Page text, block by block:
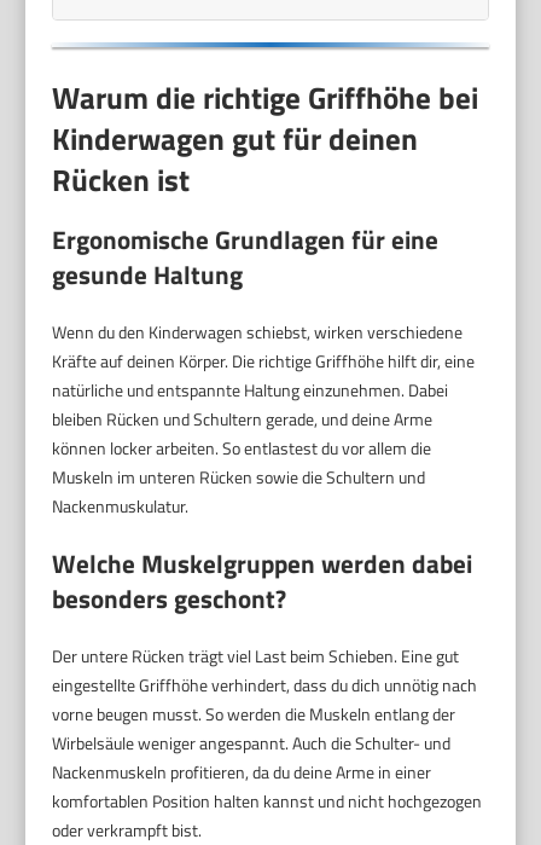
Warum die richtige Griffhöhe bei
Kinderwagen gut für deinen
Rücken ist
Ergonomische Grundlagen für eine
gesunde Haltung
Wenn du den Kinderwagen schiebst, wirken verschiedene
Kräfte auf deinen Körper. Die richtige Griffhöhe hilft dir, eine
natürliche und entspannte Haltung einzunehmen. Dabei
bleiben Rücken und Schultern gerade, und deine Arme
können locker arbeiten. So entlastest du vor allem die
Muskeln im unteren Rücken sowie die Schultern und
Nackenmuskulatur.
Welche Muskelgruppen werden dabei
besonders geschont?
Der untere Rücken trägt viel Last beim Schieben. Eine gut
eingestellte Griffhöhe verhindert, dass du dich unnötig nach
vorne beugen musst. So werden die Muskeln entlang der
Wirbelsäule weniger angespannt. Auch die Schulter- und
Nackenmuskeln profitieren, da du deine Arme in einer
komfortablen Position halten kannst und nicht hochgezogen
oder verkrampft bist.